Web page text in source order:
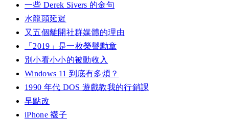
一些 Derek Sivers 的金句
水龍頭延遲
又五個離開社群媒體的理由
「2019」是一枚榮譽勳章
別小看小小的被動收入
Windows 11 到底有多煩？
1990 年代 DOS 遊戲教我的行銷課
早點改
iPhone 襪子